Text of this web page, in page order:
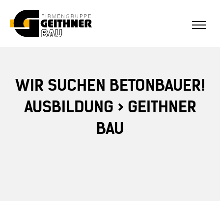
SF-Bau
WIR SUCHEN BETONBAUER!
AUSBILDUNG > GEITHNER
BAU
ALLE REFERENZEN